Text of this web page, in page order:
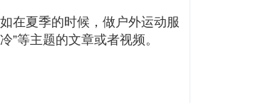
在夏季的时候，做户外运动服
”等主题的文章或者视频。